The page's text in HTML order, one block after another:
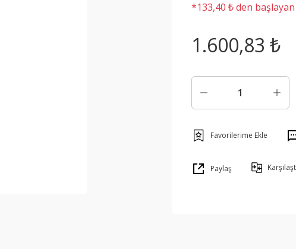
*133,40 ₺ den
1.600,83 ₺
Paylaş